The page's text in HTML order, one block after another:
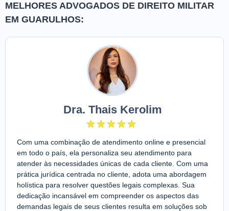
MELHORES ADVOGADOS DE DIREITO MILITAR
EM GUARULHOS:
Dra. Thais Kerolim
Com uma combinação de atendimento online e presencial
em todo o país, ela personaliza seu atendimento para
atender às necessidades únicas de cada cliente. Com uma
prática jurídica centrada no cliente, adota uma abordagem
holística para resolver questões legais complexas. Sua
dedicação incansável em compreender os aspectos das
demandas legais de seus clientes resulta em soluções sob